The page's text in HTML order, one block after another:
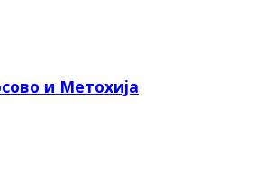
и Метохија